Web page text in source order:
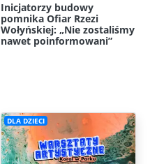
Inicjatorzy budowy
pomnika Ofiar Rzezi
Wołyńskiej: „Nie zostaliśmy
nawet poinformowani”
DLA DZIECI